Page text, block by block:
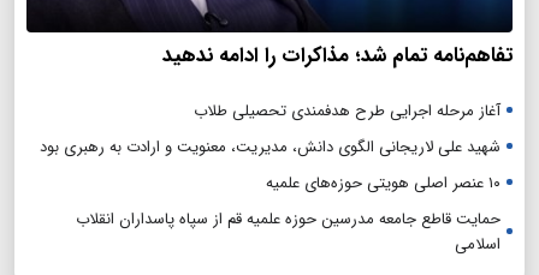
تفاهم‌نامه تمام شد؛ مذاکرات را ادامه ندهید
آغاز مرحله اجرایی طرح هدفمندی تحصیلی طلاب
شهید علی لاریجانی الگوی دانش، مدیریت، معنویت و ارادت به رهبری بود
۱۰ عنصر اصلی هویتی حوزه‌های علمیه
حمایت قاطع جامعه مدرسین حوزه علمیه قم از سپاه پاسداران انقلاب
اسلامی